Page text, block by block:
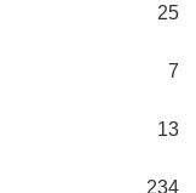
25
7
13
234